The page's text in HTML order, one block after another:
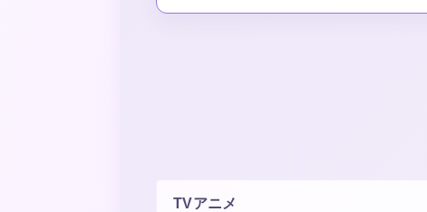
TVアニメ